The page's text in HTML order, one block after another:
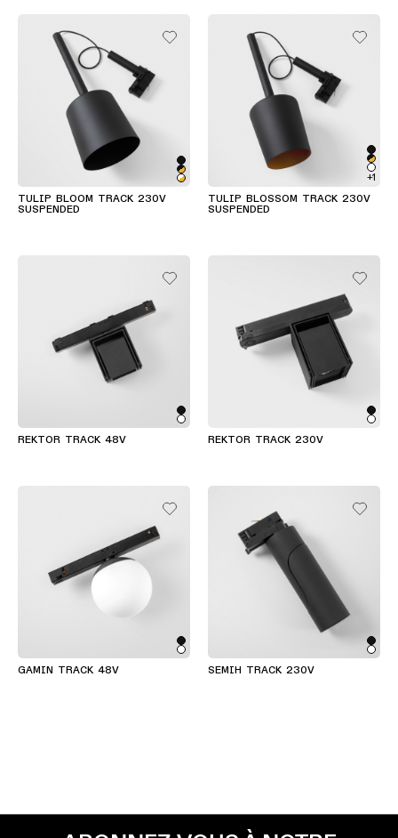
TULIP BLOOM TRACK 230V
SUSPENDED
+1
TULIP BLOSSOM TRACK 230V
SUSPENDED
REKTOR TRACK 48V REKTOR TRACK 230V
GAMIN TRACK 48V SEMIH TRACK 230V